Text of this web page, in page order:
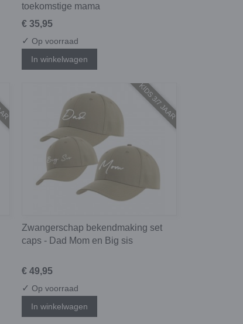
toekomstige mama
€ 35,95
✓ Op voorraad
In winkelwagen
KIDS 3/7 JAAR
Zwangerschap bekendmaking set
caps - Dad Mom en Big sis
€ 49,95
✓ Op voorraad
In winkelwagen